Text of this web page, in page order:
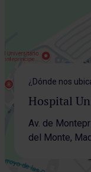
¿Dónde nos
Hospital
Av. de
del Monte,